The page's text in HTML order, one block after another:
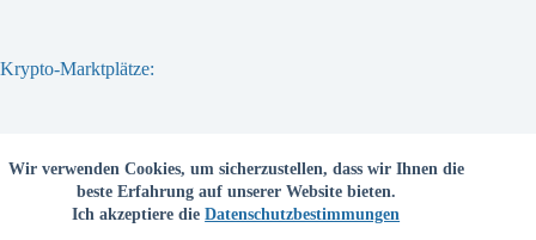
Wir verwenden Cookies, um sicherzustellen, dass wir Ihnen die
beste Erfahrung auf unserer Website bieten.
Ich akzeptiere dieDatenschutzbestimmungen
Krypto-Marktplätze:
Bitpanda
Bitcoin.de